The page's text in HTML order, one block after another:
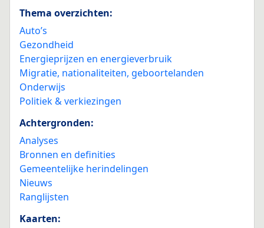
Thema overzichten:
Auto’s
Gezondheid
Energieprijzen en energieverbruik
Migratie, nationaliteiten, geboortelanden
Onderwijs
Politiek & verkiezingen
Achtergronden:
Analyses
Bronnen en definities
Gemeentelijke herindelingen
Nieuws
Ranglijsten
Kaarten: